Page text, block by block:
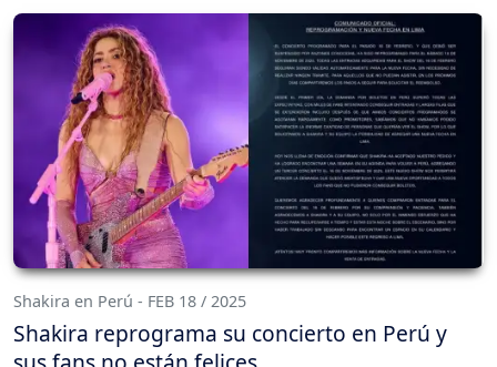
Shakira en Perú - FEB 18 / 2025
Shakira reprograma su concierto en Perú y